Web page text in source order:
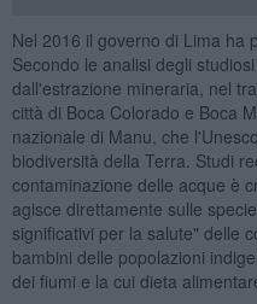
Nel 2016 il governo di Lima ha
Secondo le analisi degli
dall'estrazione mineraria, nel
città di Boca Colorado e Boca
nazionale di Manu, che
biodiversità della Terra. Studi
contaminazione delle acque è
agisce direttamente sulle
significativi per la salute" delle
bambini delle popolazioni
dei fiumi e la cui dieta